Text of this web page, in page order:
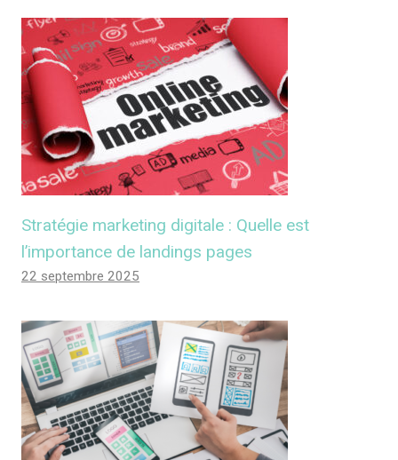
Stratégie marketing digitale : Quelle est
l’importance de landings pages
22 septembre 2025